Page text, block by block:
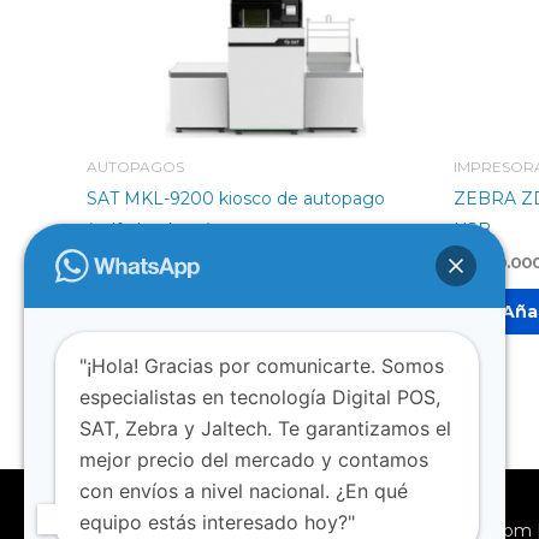
AUTOPAGOS
SAT MKL-9200 kiosco de autopago
(self-checkout)
$8.500.000
Añadir al carrito
ZEBRA
USB
$
Copyright © 2026SEPOS |www.seposcolombia.com
"¡Hola! Gracias por comunicarte. Somos
especialistas en tecnología Digital POS,
SAT, Zebra y Jaltech. Te garantizamos el
mejor precio del mercado y contamos
con envíos a nivel nacional. ¿En qué
equipo estás interesado hoy?"